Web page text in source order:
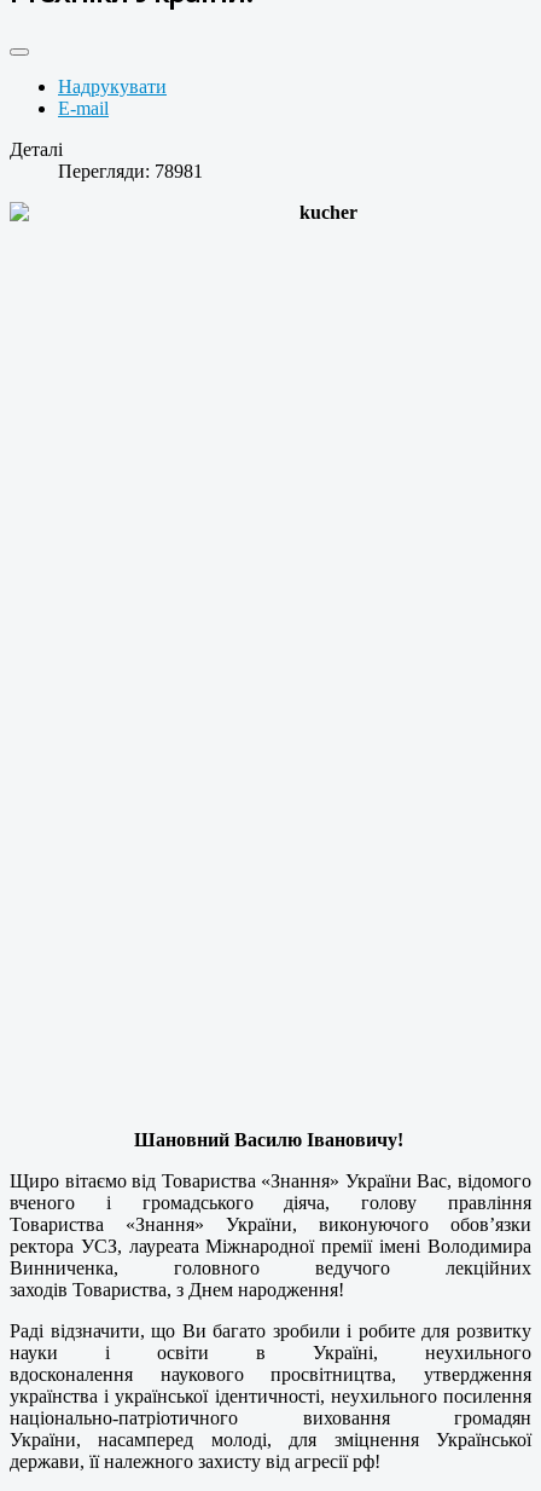
Надрукувати
E-mail
Деталі
Перегляди: 78981
Шановний Василю Івановичу!
Щиро вітаємо від Товариства «Знання» України Вас, відомого
вченого і громадського діяча, голову правління
Товариства «Знання» України, виконуючого обов’язки
ректора УСЗ, лауреата Міжнародної премії імені Володимира
Винниченка, головного ведучого лекційних
заходів Товариства, з Днем народження!
Раді відзначити, що Ви багато зробили і робите для розвитку
науки і освіти в Україні, неухильного
вдосконалення наукового просвітництва, утвердження
українства і української ідентичності, неухильного посилення
національно-патріотичного виховання громадян
України, насамперед молоді, для зміцнення Української
держави, її належного захисту від агресії рф!